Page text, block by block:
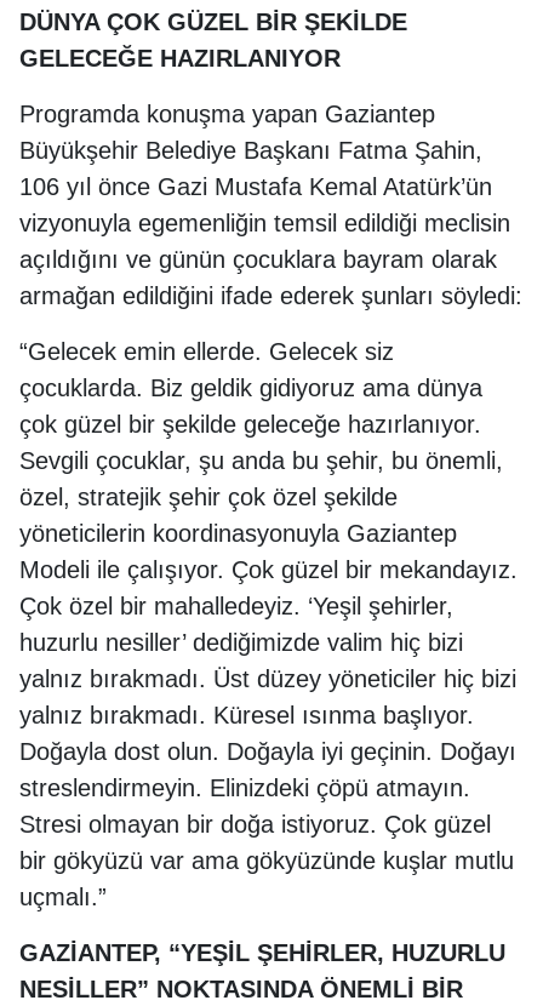
DÜNYA ÇOK GÜZEL BİR ŞEKİLDE
GELECEĞE HAZIRLANIYOR
Programda konuşma yapan Gaziantep
Büyükşehir Belediye Başkanı Fatma Şahin,
106 yıl önce Gazi Mustafa Kemal Atatürk’ün
vizyonuyla egemenliğin temsil edildiği meclisin
açıldığını ve günün çocuklara bayram olarak
armağan edildiğini ifade ederek şunları söyledi:
“Gelecek emin ellerde. Gelecek siz
çocuklarda. Biz geldik gidiyoruz ama dünya
çok güzel bir şekilde geleceğe hazırlanıyor.
Sevgili çocuklar, şu anda bu şehir, bu önemli,
özel, stratejik şehir çok özel şekilde
yöneticilerin koordinasyonuyla Gaziantep
Modeli ile çalışıyor. Çok güzel bir mekandayız.
Çok özel bir mahalledeyiz. ‘Yeşil şehirler,
huzurlu nesiller’ dediğimizde valim hiç bizi
yalnız bırakmadı. Üst düzey yöneticiler hiç bizi
yalnız bırakmadı. Küresel ısınma başlıyor.
Doğayla dost olun. Doğayla iyi geçinin. Doğayı
streslendirmeyin. Elinizdeki çöpü atmayın.
Stresi olmayan bir doğa istiyoruz. Çok güzel
bir gökyüzü var ama gökyüzünde kuşlar mutlu
uçmalı.”
GAZİANTEP, “YEŞİL ŞEHİRLER, HUZURLU
NESİLLER” NOKTASINDA ÖNEMLİ BİR